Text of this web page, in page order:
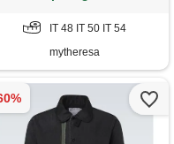
IT 48 IT 50 IT 54
mytheresa